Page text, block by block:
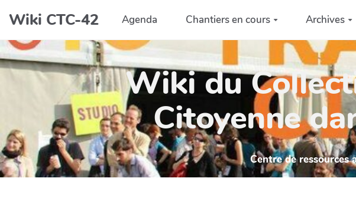
Aller au contenu principal
Wiki CTC-42 Agenda Chantiers en cours Archives
Wiki du
Citoyenne
Centre de ressources